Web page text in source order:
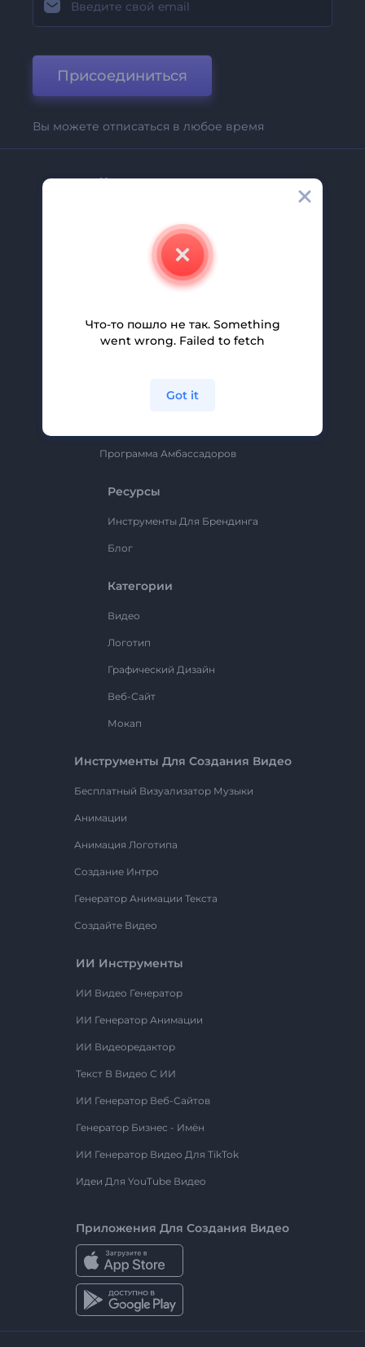
Присоединиться
Вы можете отписаться в любое время
Компания
Свяжитесь С Нами
Помощь И Поддержка
Партнерская Программа
Политика Конфиденциальности
Программа Амбассадоров
Ресурсы
Инструменты Для Брендинга
Блог
Категории
Видео
Логотип
Графический Дизайн
Веб-Сайт
Мокап
Инструменты Для Создания Видео
Бесплатный Визуализатор Музыки
Анимации
Анимация Логотипа
Создание Интро
Генератор Анимации Текста
Создайте Видео
ИИ Инструменты
ИИ Видео Генератор
ИИ Генератор Анимации
ИИ Видеоредактор
Текст В Видео С ИИ
ИИ Генератор Веб-Сайтов
Генератор Бизнес - Имён
ИИ Генератор Видео Для TikTok
Идеи Для YouTube Видео
Приложения Для Создания Видео
Что-то пошло не так. Something
went wrong. Failed to fetch
Got it